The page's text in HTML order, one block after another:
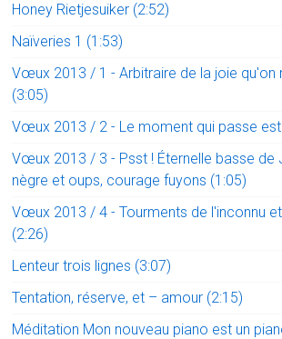
Honey Rietjesuiker (2:52)
Naïveries 1 (1:53)
Vœux 2013 / 1 - Arbitraire de la joie qu'on
(3:05)
Vœux 2013 / 2 - Le moment qui passe est
Vœux 2013 / 3 - Psst ! Éternelle basse de
nègre et oups, courage fuyons (1:05)
Vœux 2013 / 4 - Tourments de l'inconnu
(2:26)
Lenteur trois lignes (3:07)
Tentation, réserve, et – amour (2:15)
Méditation Mon nouveau piano est un